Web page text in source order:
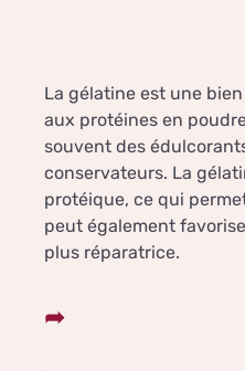
La gélatine est une
aux protéines en
souvent des
conservateurs. La
protéique, ce qui
peut également
plus réparatrice.